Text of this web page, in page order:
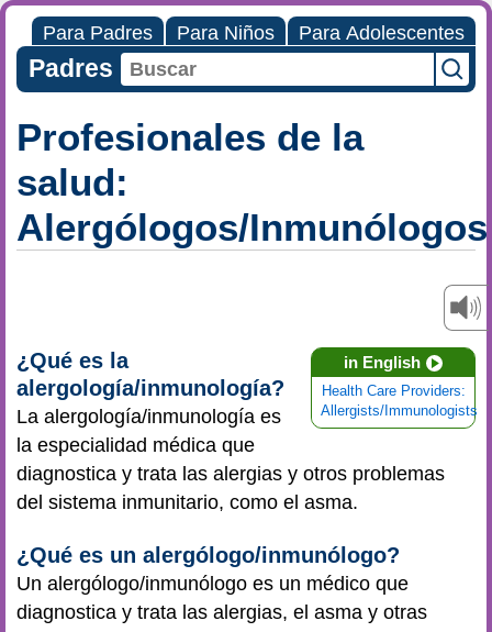
Para Padres Para Niños Para Adolescentes
Padres
Profesionales de la
salud:
Alergólogos/Inmunólogos
in English
Health Care Providers:
Allergists/Immunologists
¿Qué es la
alergología/inmunología?
La alergología/inmunología es
la especialidad médica que
diagnostica y trata las alergias y otros problemas
del sistema inmunitario, como el asma.
¿Qué es un alergólogo/inmunólogo?
Un alergólogo/inmunólogo es un médico que
diagnostica y trata las alergias, el asma y otras